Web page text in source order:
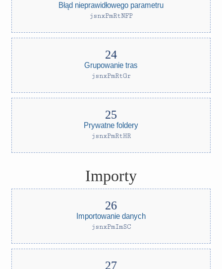
Błąd nieprawidłowego parametru
jsnxPmRtNFP
Grupowanie tras
jsnxPmRtGr
Prywatne foldery
jsnxPmRtHR
Importy
Importowanie danych
jsnxPmImSC